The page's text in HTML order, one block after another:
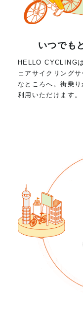
いつでも
HELLO CYCLING
ェアサイクリング
なところへ。街乗
利用いただけます。